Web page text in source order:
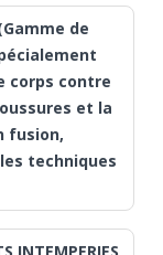
(Gamme de
corps contre
et la
fusion,
techniques